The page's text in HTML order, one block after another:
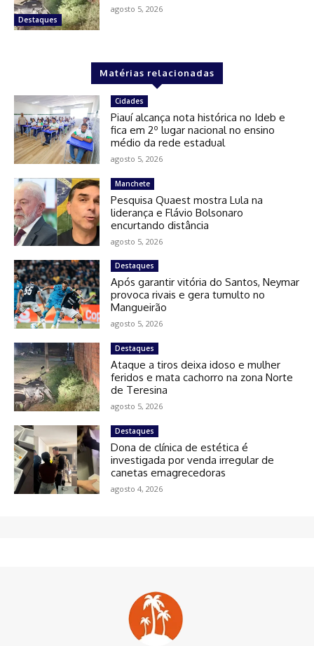
Destaques
agosto 5, 2026
Matérias relacionadas
Cidades
Piauí alcança nota histórica no Ideb e
fica em 2º lugar nacional no ensino
médio da rede estadual
agosto 5, 2026
Manchete
Pesquisa Quaest mostra Lula na
liderança e Flávio Bolsonaro
encurtando distância
agosto 5, 2026
Destaques
Após garantir vitória do Santos, Neymar
provoca rivais e gera tumulto no
Mangueirão
agosto 5, 2026
Destaques
Ataque a tiros deixa idoso e mulher
feridos e mata cachorro na zona Norte
de Teresina
agosto 5, 2026
Destaques
Dona de clínica de estética é
investigada por venda irregular de
canetas emagrecedoras
agosto 4, 2026